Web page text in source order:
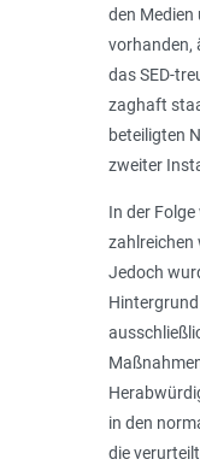
den
vorhanden,
das SED-
zaghaft
beteiligten
zweiter
In der
zahlreichen
Jedoch
in den
die